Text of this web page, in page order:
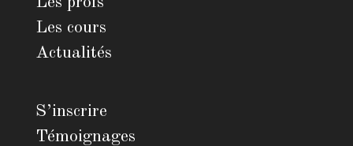
Les cours
Actualités
S’inscrire
Témoignages